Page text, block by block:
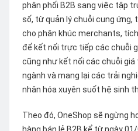
phân phối B2B sang việc tập
số, từ quản lý chuỗi cung ứng,
cho phân khúc merchants,
để kết nối trực tiếp các chuỗi
cũng như kết nối các chuỗi
ngành và mang lại các trải
nhân hóa xuyên suốt hệ sinh
Theo đó, OneShop sẽ ngừng